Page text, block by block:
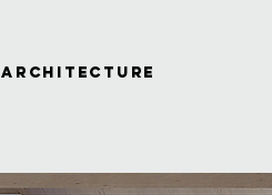
architecture